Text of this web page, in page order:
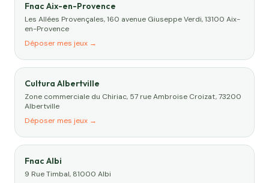
Fnac Aix-en-Provence
Les Allées Provençales, 160 avenue Giuseppe Verdi, 13100 Aix-
en-Provence
Déposer mes jeux →
Cultura Albertville
Zone commerciale du Chiriac, 57 rue Ambroise Croizat, 73200
Albertville
Déposer mes jeux →
Fnac Albi
9 Rue Timbal, 81000 Albi